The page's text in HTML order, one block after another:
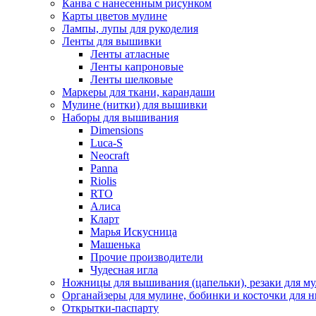
Канва с нанесенным рисунком
Карты цветов мулине
Лампы, лупы для рукоделия
Ленты для вышивки
Ленты атласные
Ленты капроновые
Ленты шелковые
Маркеры для ткани, карандаши
Мулине (нитки) для вышивки
Наборы для вышивания
Dimensions
Luca-S
Neocraft
Panna
Riolis
RTO
Алиса
Кларт
Марья Искусница
Машенька
Прочие производители
Чудесная игла
Ножницы для вышивания (цапельки), резаки для
Органайзеры для мулине, бобинки и косточки для
Открытки-паспарту